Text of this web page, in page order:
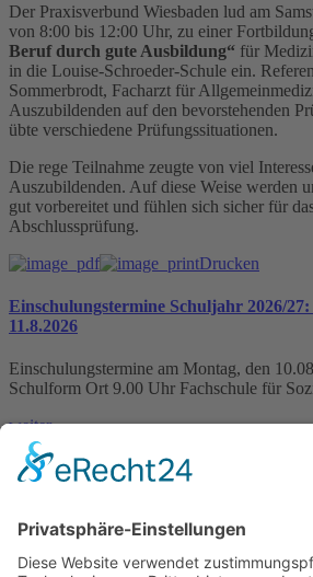
Der Praxisverbund Wiesbaden lud am
von 8:00 bis 12:00 Uhr, zu einer
Beruf durch gute Ausbildung“ für
in die Louise-Schroeder-Schule ein.
Sommerbrodt, Facharzt für
Auszubildenden auf den bevorstehenden
übte verschiedene Prüfungssituationen.
Die rege Teilnahme zeugte von viel
Auszubildenden. Auf diese Weise werden
gut vorbereitet und fühlen sich sicher für
Abschlussprüfung.
Drucken
Einschulungstermine Schuljahr 2026/
11.8.2026
Einschulungstermine am Montag, den
Schulform Ort 9.00 Uhr Fachschule für
weiter »
IHK-News: Florist-Azubis zeigen
Wiesbaden, 19. Juni 2026 – Acht Florist-